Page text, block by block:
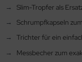
Slim-Tropfer als
Schrumpfkapseln
Trichter für ein
Messbecher zum